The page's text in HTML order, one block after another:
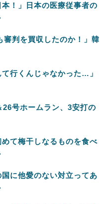
！」日本の医療従事者の
審判を買収したのか！」韓
行くんじゃなかった…」
26号ホームラン、3安打の
て梅干しなるものを食べ
に他愛のない対立ってあ